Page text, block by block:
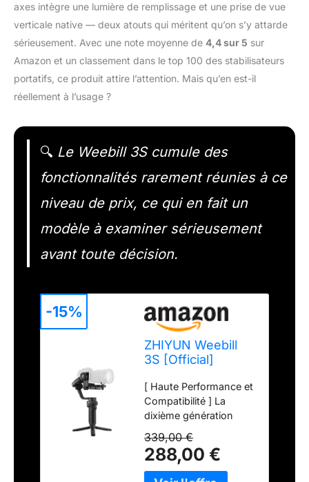
axes intègre une lumière de remplissage et une prise de vue
verticale native — deux atouts qui méritent qu’on s’y attarde
sérieusement. Avec une note moyenne de 4,4 sur 5 sur
Amazon et un classement dans le top 100 des stabilisateurs
portatifs, ce produit attire l’attention. Mais qu’en est-il
réellement à l’usage ?
🔍 Le Weebill 3S cumule des
fonctionnalités rarement réunies à ce
niveau de prix, ce qui en fait un
modèle à examiner sérieusement
avant toute décision.
ZHIYUN Weebill
3S [Official]
Stabilisateur pour
Appareil Photo
[ Haute Performance et
Compatibilité ] La
dixième génération
ZHIYUN Weebill 3S
stabilisateur pour
appareils photo
339,00 €
288,00 €
-15%